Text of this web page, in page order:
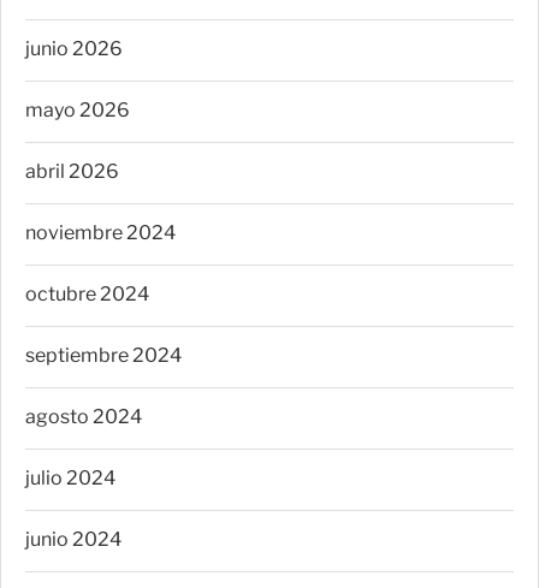
junio 2026
mayo 2026
abril 2026
noviembre 2024
octubre 2024
septiembre 2024
agosto 2024
julio 2024
junio 2024